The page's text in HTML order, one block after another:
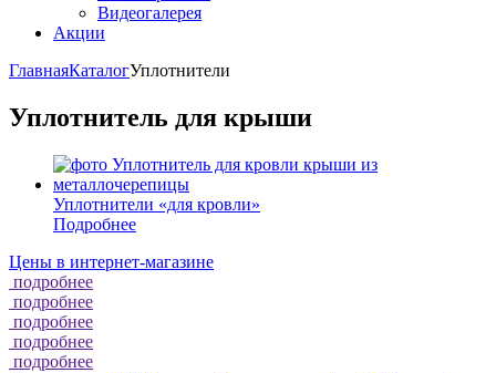
Видеогалерея
Акции
ГлавнаяКаталогУплотнители
Уплотнитель для крыши
Уплотнители «для кровли»
Подробнее
Цены в интернет-магазине
подробнее
подробнее
подробнее
подробнее
подробнее